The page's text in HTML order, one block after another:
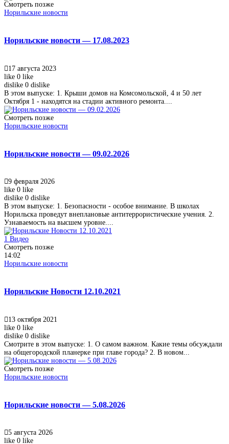
Смотреть позже
Норильские новости
Норильские новости — 17.08.2023
17 августа 2023
like 0 like
dislike 0 dislike
В этом выпуске: 1. Крыши домов на Комсомольской, 4 и 50 лет
Октября 1 - находятся на стадии активного ремонта....
Смотреть позже
Норильские новости
Норильские новости — 09.02.2026
9 февраля 2026
like 0 like
dislike 0 dislike
В этом выпуске: 1. Безопасности - особое внимание. В школах
Норильска проведут внеплановые антитеррористические учения. 2.
Узнаваемость на высшем уровне....
1 Видео
Смотреть позже
14:02
Норильские новости
Норильские Новости 12.10.2021
13 октября 2021
like 0 like
dislike 0 dislike
Смотрите в этом выпуске: 1. О самом важном. Какие темы обсуждали
на общегородской планерке при главе города? 2. В новом...
Смотреть позже
Норильские новости
Норильские новости — 5.08.2026
5 августа 2026
like 0 like